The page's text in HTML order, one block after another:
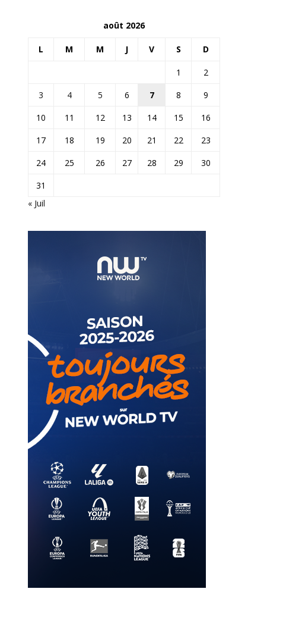
août 2026
L M M J V S D
1
2
3
4 5 6 7 8
9
10
11 12 13 14 15
16
17
18 19 20 21 22
23
24
25 26 27 28 29
30
31
« Juil